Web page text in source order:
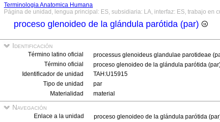
Terminologia Anatomica Humana
Página de unidad, lengua principal: ES, subsidiaria: LA, interfaz: ES, trabajo en
proceso glenoideo de la glándula parótida (par)
Identificación
Término latino oficial
processus glenoideus glandulae parotideae
Término oficial
proceso glenoideo de la glándula parótida
Identificador de unidad
TAH:U15915
Tipo de unidad
par
Materialidad
material
Navegación
Enlace a la unidad
proceso glenoideo de la glándula parótida